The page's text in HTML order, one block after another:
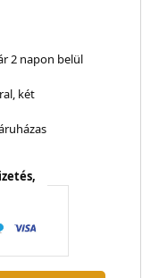
2 napon belül
két